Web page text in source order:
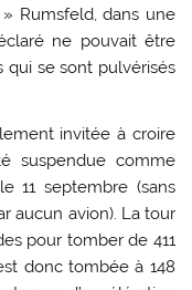
Rumsfeld, dans une
ne pouvait être
qui se sont pulvérisés
invitée à croire
suspendue comme
11 septembre (sans
aucun avion). La tour
pour tomber de 411
donc tombée à 148